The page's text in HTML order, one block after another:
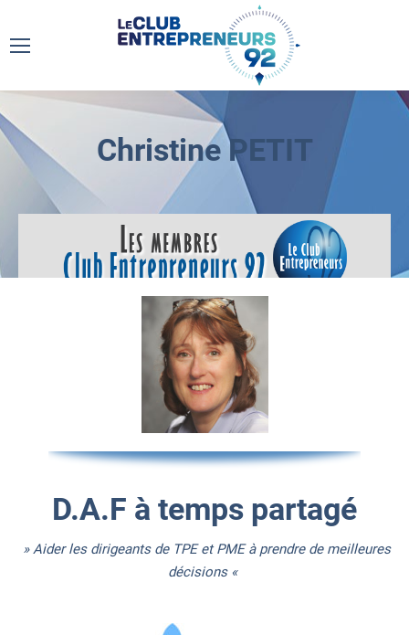
Christine PETIT
D.A.F à temps partagé
» Aider les dirigeants de TPE et PME à prendre de meilleures
décisions «